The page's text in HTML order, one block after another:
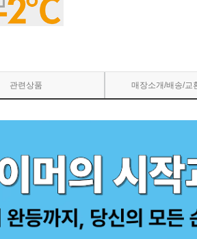
관련상품 매장소개/배송/교